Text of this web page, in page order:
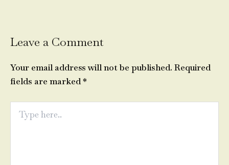
Leave a Comment
Your email address will not be published. Required
fields are marked*
here..